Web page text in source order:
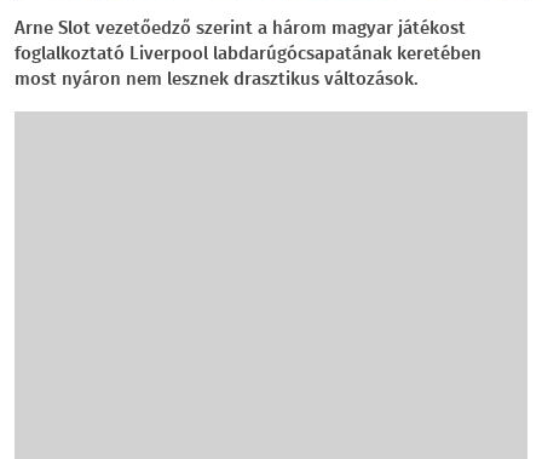
Arne Slot vezetőedző szerint a három magyar játékost
foglalkoztató Liverpool labdarúgócsapatának keretében
most nyáron nem lesznek drasztikus változások.